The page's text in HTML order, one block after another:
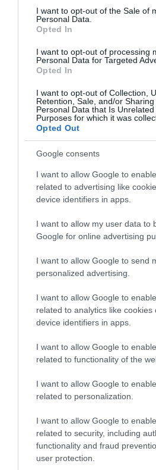
consent section.
I want to opt-out of the Sale of
Personal Data.
Opted In
I want to opt-out of processing
Personal Data for Targeted
Opted In
I want to opt-out of Collection,
Retention, Sale, and/or
Personal Data that Is
Purposes for which it was
Opted Out
Google consents
I want to allow Google to
related to advertising like
device identifiers in apps.
I want to allow my user data to
Google for online advertising
I want to allow Google to send
personalized advertising.
I want to allow Google to
related to analytics like cookies
device identifiers in apps.
I want to allow Google to
related to functionality of the
I want to allow Google to
related to personalization.
I want to allow Google to
related to security, including
functionality and fraud
user protection.
Bonaccini e il mito delle
Remigrazione, il Copasir
veto del